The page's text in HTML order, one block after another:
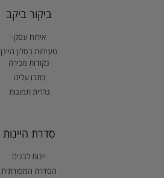
ביקור ביקב
אירוח עסקי
טעימות בסלון היינן
נקודות מכירה
כתבו עלינו
גלרית תמונות
סדרת היינות
יינות לבנים
הסדרה המסורתית